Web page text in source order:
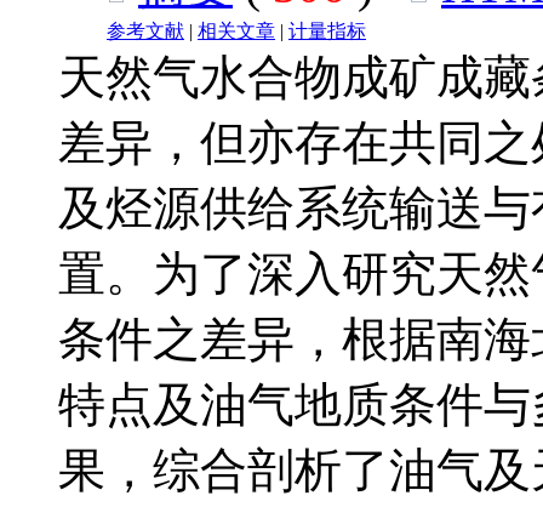
参考文献 | 相关文章 | 计量指标
天然气水合物成矿成
差异，但亦存在共同
及烃源供给系统输送
置。为了深入研究天
条件之差异，根据南
特点及油气地质条件
果，综合剖析了油气